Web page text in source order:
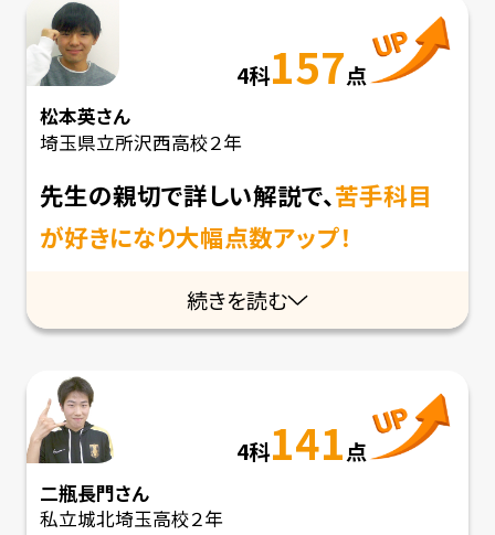
4科157点
松本英さん
埼玉県立所沢西高校２年
先生の親切で詳しい解説で、苦手科目
が好きになり大幅点数アップ！
続きを読む
4科141点
二瓶長門さん
私立城北埼玉高校２年